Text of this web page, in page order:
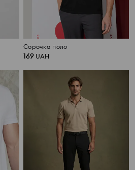
Сорочка поло
169 UAH